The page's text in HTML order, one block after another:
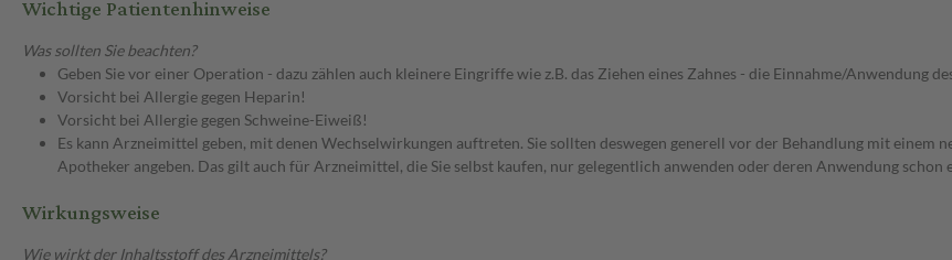
Wichtige Patientenhinweise
Was sollten Sie beachten?
Geben Sie vor einer Operation - dazu zählen auch kleinere Eingriffe wie z.B. das Ziehen eines Zahnes - die Einnahme/Anwendung
Vorsicht bei Allergie gegen Heparin!
Vorsicht bei Allergie gegen Schweine-Eiweiß!
Es kann Arzneimittel geben, mit denen Wechselwirkungen auftreten. Sie sollten deswegen generell vor der Behandlung mit einem
Apotheker angeben. Das gilt auch für Arzneimittel, die Sie selbst kaufen, nur gelegentlich anwenden oder deren Anwendung schon
Wirkungsweise
Wie wirkt der Inhaltsstoff des Arzneimittels?